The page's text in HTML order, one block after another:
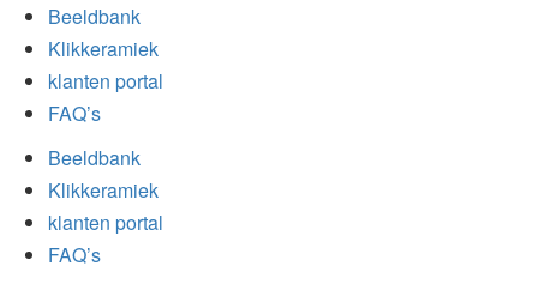
Beeldbank
Klikkeramiek
klanten portal
FAQ’s
Beeldbank
Klikkeramiek
klanten portal
FAQ’s